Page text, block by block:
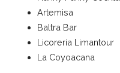
Artemisa
Baltra Bar
Licoreria Limantour
La Coyoacana